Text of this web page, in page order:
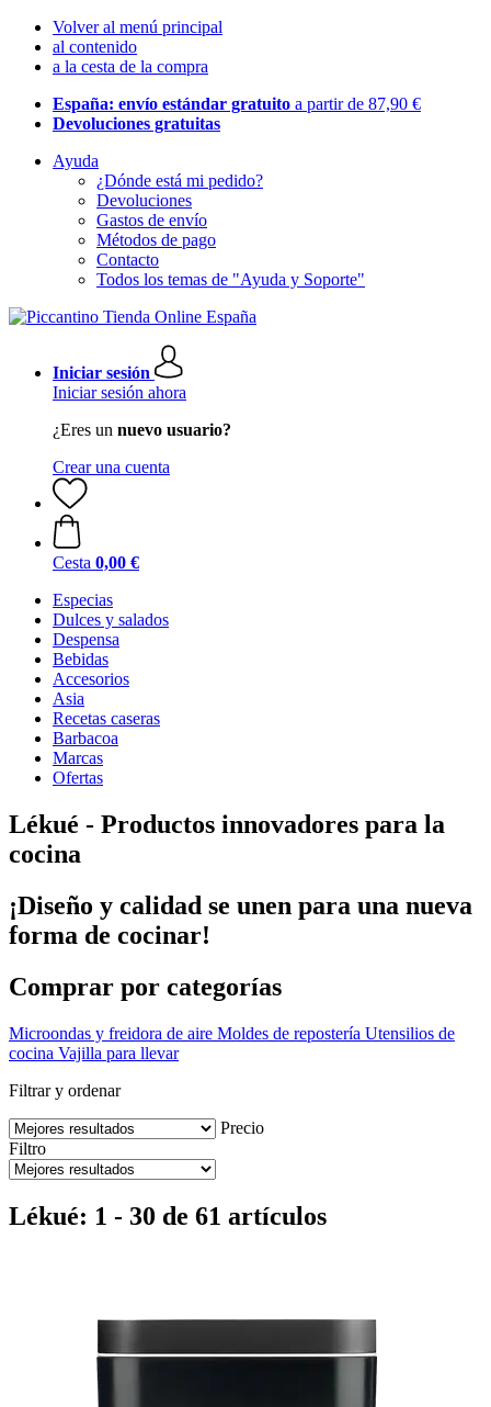
Volver al menú principal
al contenido
a la cesta de la compra
España: envío estándar gratuito a partir de 87,90 €
Devoluciones gratuitas
Ayuda
¿Dónde está mi pedido?
Devoluciones
Gastos de envío
Métodos de pago
Contacto
Todos los temas de "Ayuda y Soporte"
Iniciar sesión
Iniciar sesión ahora
¿Eres un nuevo usuario?
Crear una cuenta
Cesta 0,00 €
Especias
Dulces y salados
Despensa
Bebidas
Accesorios
Asia
Recetas caseras
Barbacoa
Marcas
Ofertas
Lékué - Productos innovadores para la
cocina
¡Diseño y calidad se unen para una nueva
forma de cocinar!
Comprar por categorías
Microondas y freidora de aire Moldes de repostería Utensilios de
cocina Vajilla para llevar
Filtrar y ordenar
Precio
Filtro
Lékué: 1 - 30 de 61 artículos